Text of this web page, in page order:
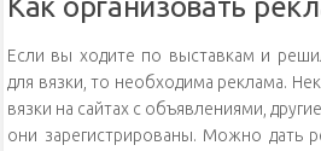
Как организовать
Если вы ходите по выставкам и
для вязки, то необходима реклама.
вязки на сайтах с объявлениями,
они зарегистрированы. Можно дать